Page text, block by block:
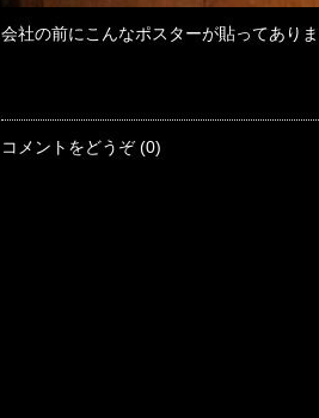
会社の前にこんなポスターが貼ってあり
コメントをどうぞ (0)